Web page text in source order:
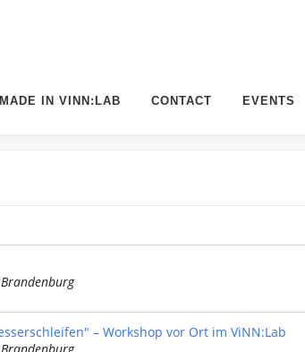
MADE IN VINN:LAB CONTACT EVENTS
– Workshop vor Ort im ViNN:Lab